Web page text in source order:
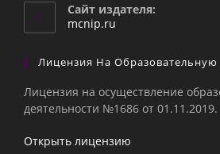
Сайт издателя:
mcnip.ru
Лицензия На Образовательную
Лицензия на осуществление
деятельности №1686 от 01.11.2019.
Открыть лицензию